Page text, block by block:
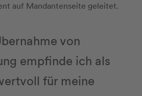
auf Mandantenseite geleitet.
von
empfinde ich als
für meine